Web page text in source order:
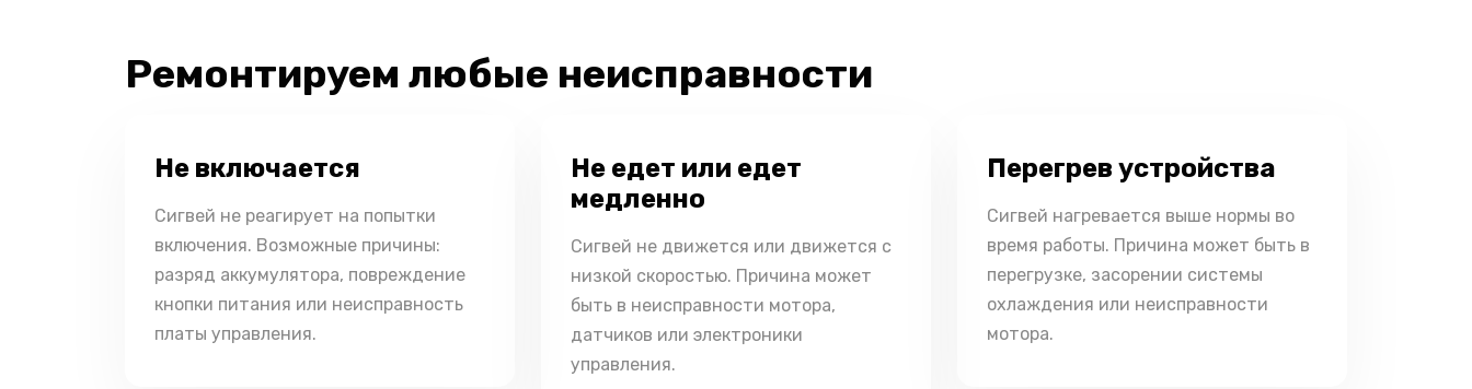
Ремонтируем любые неисправности
Не включается
Сигвей не реагирует на попытки
включения. Возможные причины:
разряд аккумулятора, повреждение
кнопки питания или неисправность
платы управления.
Не едет или едет
медленно
Сигвей не движется или движется с
низкой скоростью. Причина может
быть в неисправности мотора,
датчиков или электроники
управления.
Перегрев устройства
Сигвей нагревается выше нормы во
время работы. Причина может быть в
перегрузке, засорении системы
охлаждения или неисправности
мотора.